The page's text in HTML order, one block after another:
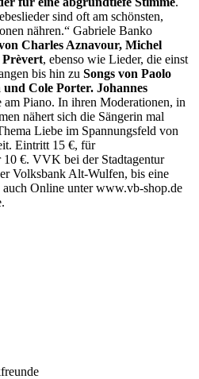
sind oft am schönsten,
nähren.“ Gabriele Banko
Charles Aznavour, Michel
Prèvert, ebenso wie Lieder, die einst
bis hin zu Songs von Paolo
Cole Porter. Johannes
am Piano. In ihren Moderationen, in
nähert sich die Sängerin mal
Liebe im Spannungsfeld von
Eintritt 15 €, für
10 €. VVK bei der Stadtagentur
Volksbank Alt-Wulfen, bis eine
Online unter www.vb-shop.de